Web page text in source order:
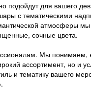
для вашего
с тематическими
атмосферы
сочные цвета.
Мы понимаем,
ассортимент, но и
и тематику вашего